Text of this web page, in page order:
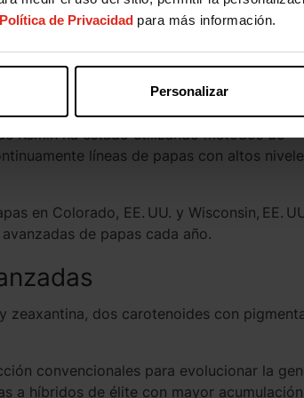
Política de Privacidadpara más información.
Personalizar
II (PI2), una molécula que puede
sentimientos de saciedad en los seres
Kemin ha estado utilizando métodos de
líneas de papas con altos
en Colorado, EE. UU. y Wisconsin, EE.
de papas cada año.
zeaxantina, dos carotenoides con
convencionales para evolucionar la
a híbridos de élite con mayor